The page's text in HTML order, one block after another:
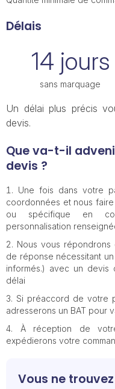
Délais
14 jours
sans marquage
Un délai plus précis
devis.
Que va-t-il
devis ?
Une fois dans votre
coordonnées et nous
ou spécifique en
personnalisation
Nous vous
de réponse nécessitant
informés.) avec un
délai
Si préaccord de votre
adresserons un BAT pour
À réception de
expédierons votre
Vous ne